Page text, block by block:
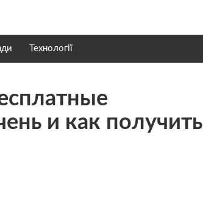
Технології
и как получить